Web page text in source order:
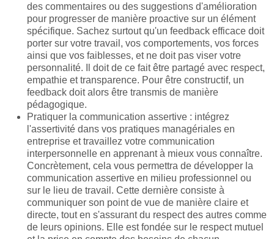
des commentaires ou des suggestions d'amélioration
pour progresser de manière proactive sur un élément
spécifique. Sachez surtout qu'un feedback efficace doit
porter sur votre travail, vos comportements, vos forces
ainsi que vos faiblesses, et ne doit pas viser votre
personnalité. Il doit de ce fait être partagé avec respect,
empathie et transparence. Pour être constructif, un
feedback doit alors être transmis de manière
pédagogique.
Pratiquer la communication assertive : intégrez
l'assertivité dans vos pratiques managériales en
entreprise et travaillez votre communication
interpersonnelle en apprenant à mieux vous connaître.
Concrètement, cela vous permettra de développer la
communication assertive en milieu professionnel ou
sur le lieu de travail. Cette dernière consiste à
communiquer son point de vue de manière claire et
directe, tout en s'assurant du respect des autres comme
de leurs opinions. Elle est fondée sur le respect mutuel